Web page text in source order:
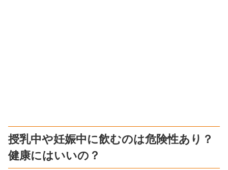
授乳中や妊娠中に飲むのは危険性あり？
健康にはいいの？